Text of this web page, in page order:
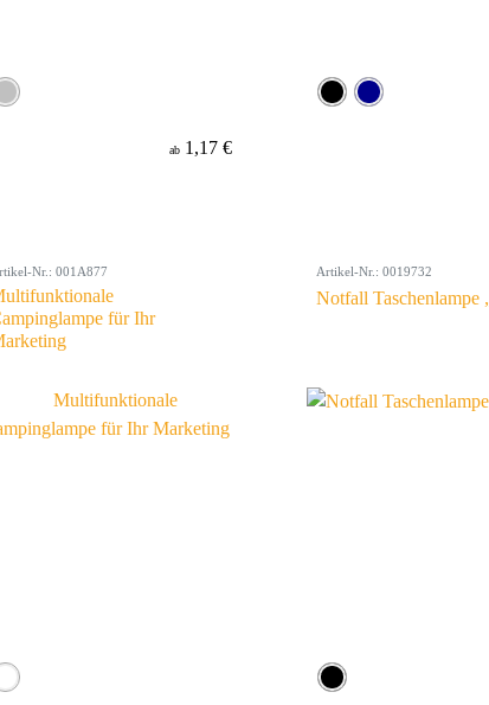
ab 1,17 €
Nr.: 001A877
für Ihr
Artikel-Nr.: 0019732
Notfall Taschenlampe